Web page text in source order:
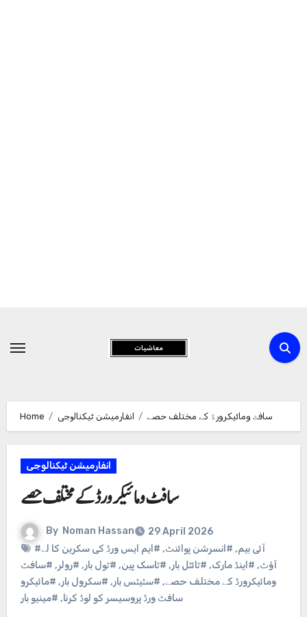
Content
Home انفارمیشن ٹیکنالوجی سافٹ ومائیکرورڈ کے مختلف حصے
انفارمیشن ٹیکنالوجی
سافٹ ومائیکرورڈ کے مختلف حصے
By Noman Hassan
29 April 2026
#آئی بیم, #انسرشن پوائنٹ, #ایم ایس ورڈ کی سکرین کا لے
آؤٹ, #اینڈ مارک, #ٹائٹل بار, #ٹاسک پین, #ٹول بار, #رولر, #سافٹ
ومائیکرورڈ کے مختلف حصے, #سٹیٹس بار, #سکرول بار, #مائیکرو
سافٹ ورڈ پروسیسر کو لوڈ کرنا, #مینیو بار